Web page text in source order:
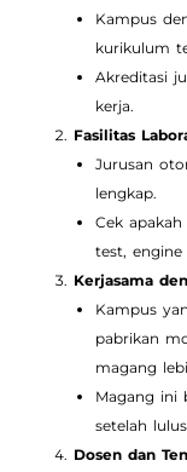
Kampus
kurikulum
Akreditasi
kerja.
Fasilitas
Jurusan
lengkap.
Cek
test,
Kerjasama
Kampus
pabrikan
magang
Magang ini
setelah
Dosen dan